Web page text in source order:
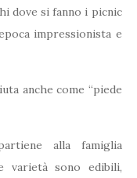
dove si fanno i picnic
impressionista e
anche come “piede
alla famiglia
varietà sono edibili,